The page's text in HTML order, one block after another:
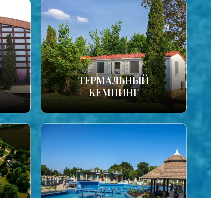
ТЕРМАЛЬНЫЙ
КЕМПИНГ